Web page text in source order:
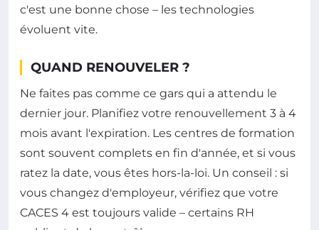
c'est une bonne chose – les technologies
évoluent vite.
QUAND RENOUVELER ?
Ne faites pas comme ce gars qui a attendu le
dernier jour. Planifiez votre renouvellement 3 à 4
mois avant l'expiration. Les centres de formation
sont souvent complets en fin d'année, et si vous
ratez la date, vous êtes hors-la-loi. Un conseil : si
vous changez d'employeur, vérifiez que votre
CACES 4 est toujours valide – certains RH